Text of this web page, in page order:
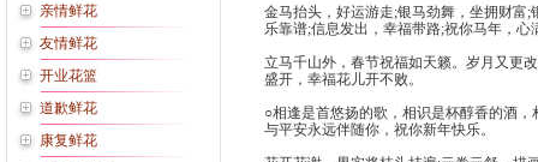
亲情鲜花
友情鲜花
开业花篮
道歉鲜花
康复鲜花
金马抬头，好运游走;银马劲舞，坐拥财富
乐靠谱;信息发出，幸福带路;祝你马年，心
立马千山外，春节祝福如天籁。岁月又更
盛开，幸福花儿开不败。
○相逢是首悠扬的歌，相识是杯醇香的酒
与平安永远伴随你，祝你新年快乐。